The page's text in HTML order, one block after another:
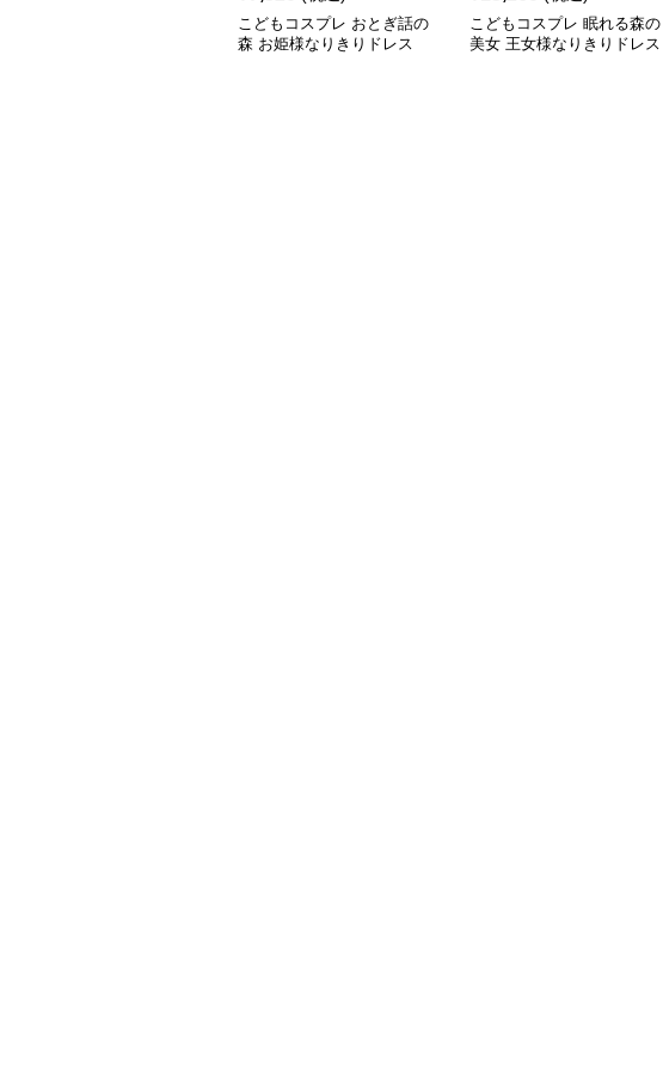
こどもコスプレ おとぎ話の
森 お姫様なりきりドレス
こどもコスプレ 眠れる森の
美女 王女様なりきりドレス